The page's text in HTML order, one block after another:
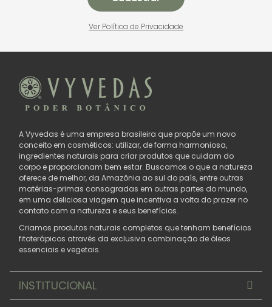
Ver Política de Privacidade
A Vyvedas é uma empresa brasileira que propõe um novo
conceito em cosméticos: utilizar, de forma harmoniosa,
ingredientes naturais para criar produtos que cuidam do
corpo e proporcionam bem estar. Buscamos o que a natureza
oferece de melhor, da Amazônia ao sul do país, entre outras
matérias-primas consagradas em outras partes do mundo,
em uma deliciosa viagem que incentiva a volta do prazer no
contato com a natureza e seus benefícios.
Criamos produtos naturais completos que tenham benefícios
fitoterápicos através da exclusiva combinação de óleos
essenciais e vegetais.
INSTITUCIONAL